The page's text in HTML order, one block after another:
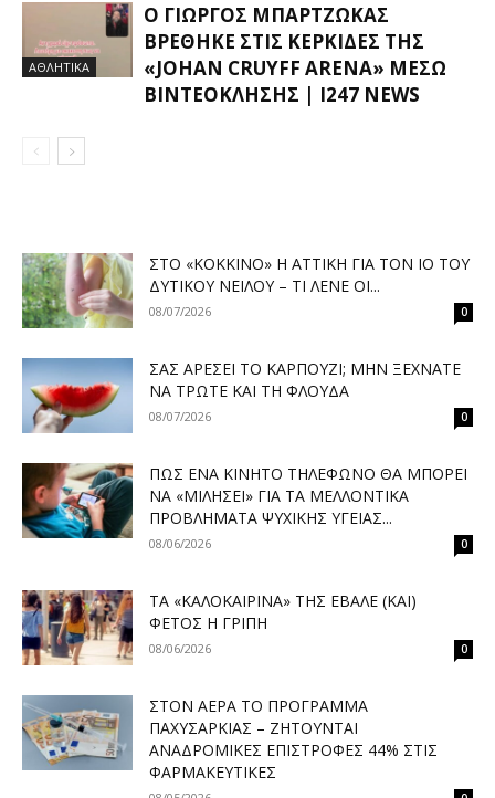
ΑΘΛΗΤΙΚΑ
Ο ΓΙΏΡΓΟΣ ΜΠΑΡΤΖΏΚΑΣ
ΒΡΈΘΗΚΕ ΣΤΙΣ ΚΕΡΚΊΔΕΣ ΤΗΣ
«JOHAN CRUYFF ARENA» ΜΈΣΩ
ΒΙΝΤΕΟΚΛΉΣΗΣ | I247 NEWS
ΣΤΟ «ΚΌΚΚΙΝΟ» Η ΑΤΤΙΚΉ ΓΙΑ ΤΟΝ ΙΌ ΤΟΥ
ΔΥΤΙΚΟΎ ΝΕΊΛΟΥ – ΤΙ ΛΈΝΕ ΟΙ...
08/07/2026 0
ΣΑΣ ΑΡΈΣΕΙ ΤΟ ΚΑΡΠΟΎΖΙ; ΜΗΝ ΞΕΧΝΆΤΕ
ΝΑ ΤΡΏΤΕ ΚΑΙ ΤΗ ΦΛΟΎΔΑ
08/07/2026 0
ΠΏΣ ΈΝΑ ΚΙΝΗΤΌ ΤΗΛΈΦΩΝΟ ΘΑ ΜΠΟΡΕΊ
ΝΑ «ΜΙΛΉΣΕΙ» ΓΙΑ ΤΑ ΜΕΛΛΟΝΤΙΚΆ
ΠΡΟΒΛΉΜΑΤΑ ΨΥΧΙΚΉΣ ΥΓΕΊΑΣ...
08/06/2026 0
ΤΑ «ΚΑΛΟΚΑΙΡΙΝΆ» ΤΗΣ ΈΒΑΛΕ (ΚΑΙ)
ΦΈΤΟΣ Η ΓΡΊΠΗ
08/06/2026 0
ΣΤΟΝ ΑΈΡΑ ΤΟ ΠΡΌΓΡΑΜΜΑ
ΠΑΧΥΣΑΡΚΊΑΣ – ΖΗΤΟΎΝΤΑΙ
ΑΝΑΔΡΟΜΙΚΈΣ ΕΠΙΣΤΡΟΦΈΣ 44% ΣΤΙΣ
ΦΑΡΜΑΚΕΥΤΙΚΈΣ